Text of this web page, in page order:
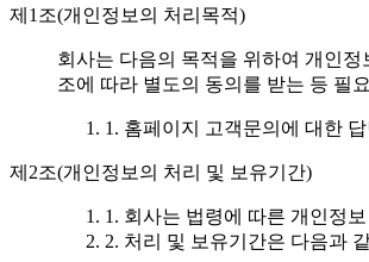
제1조(개인정보의 처리목적)
회사는 다음의 목적을 위하여 개인
조에 따라 별도의 동의를 받는 등 필
1. 홈페이지 고객문의에 대한
제2조(개인정보의 처리 및 보유기간)
1. 회사는 법령에 따른 개인정
2. 처리 및 보유기간은 다음과